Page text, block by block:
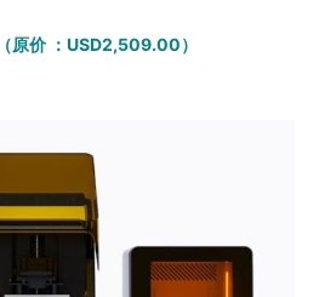
原价 ：USD2,509.00）